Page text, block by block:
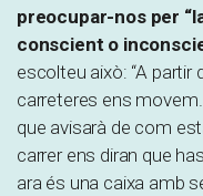
preocupar-nos per
conscient o
escolteu això: “A partir
carreteres ens
que avisarà de com
carrer ens diran que
ara és una caixa amb